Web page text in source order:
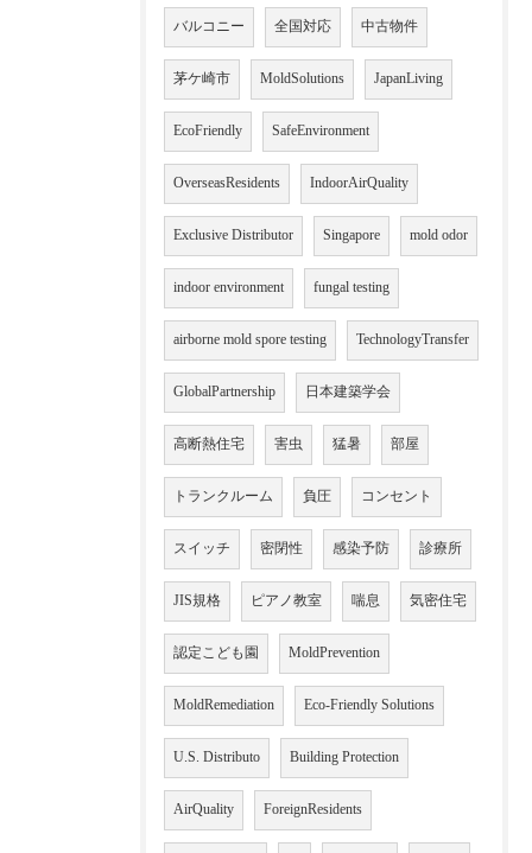
バルコニー 全国対応 中古物件
茅ケ崎市 MoldSolutions JapanLiving
EcoFriendly SafeEnvironment
OverseasResidents IndoorAirQuality
Exclusive Distributor Singapore mold odor
indoor environment fungal testing
airborne mold spore testing TechnologyTransfer
GlobalPartnership 日本建築学会
高断熱住宅 害虫 猛暑 部屋
トランクルーム 負圧 コンセント
スイッチ 密閉性 感染予防 診療所
JIS規格 ピアノ教室 喘息 気密住宅
認定こども園 MoldPrevention
MoldRemediation Eco-Friendly Solutions
U.S. Distributo Building Protection
AirQuality ForeignResidents